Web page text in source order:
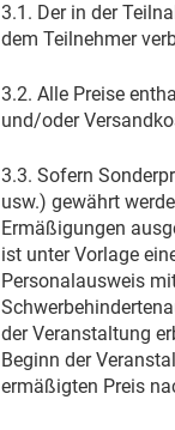
3.1. Der in der
dem Teilnehmer
3.2. Alle Preise
und/oder
3.3. Sofern
usw.) gewährt
Ermäßigungen
ist unter Vorlage
Personalausweis
der Veranstaltung
Beginn der
ermäßigten Preis